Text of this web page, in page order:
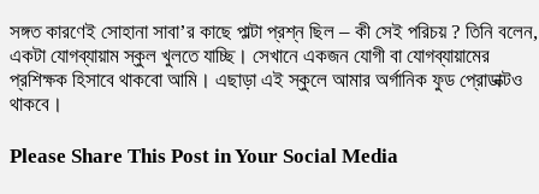
সঙ্গত কারণেই সোহানা সাবা’র কাছে পাল্টা প্রশ্ন ছিল – কী সেই পরিচয় ? তিনি বলেন,
একটা যোগব্যায়াম স্কুল খুলতে যাচ্ছি। সেখানে একজন যোগী বা যোগব্যায়ামের
প্রশিক্ষক হিসাবে থাকবো আমি। এছাড়া এই স্কুলে আমার অর্গানিক ফুড প্রোডাক্টও
থাকবে।
Please Share This Post in Your Social Media